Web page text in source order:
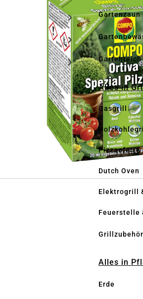
Gartenzaun
Gartenteich
Alles in
Gasgrill
Pizzaofen
Dutch Oven
Elektrogrill
Feuerstelle
Grillzubehör
Alles in
Erde